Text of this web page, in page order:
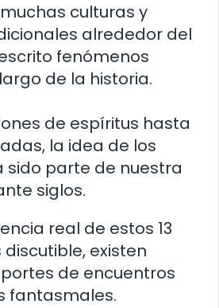
culturas y
alrededor del
fenómenos
de la historia.
de espíritus hasta
la idea de los
parte de nuestra
siglos.
real de estos 13
existen
de encuentros
fantasmales.